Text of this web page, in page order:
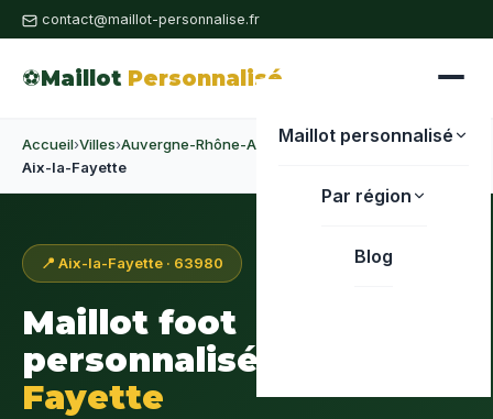
contact@maillot-personnalise.fr
⚽Maillot Personnalisé
Maillot personnalisé
Par région
Blog
Accueil›Villes›Auvergne-Rhône-Alpes›Puy-de-Dôme›
Aix-la-Fayette
📍 Aix-la-Fayette · 63980
Maillot foot
personnalisé à
Fayette